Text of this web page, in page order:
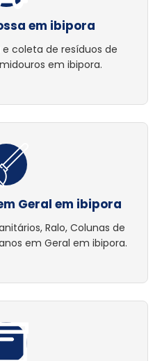
em ibipora
coleta de resíduos de
em ibipora.
Geral em ibipora
Ralo, Colunas de
em Geral em ibipora.